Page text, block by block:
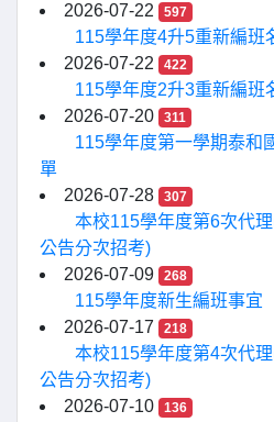
2026-07-22
597
115學年度4升5重新編班
2026-07-22
422
115學年度2升3重新編班
2026-07-20
311
115學年度第一學期泰和
單
2026-07-28
307
本校115學年度第6次代
公告分次招考)
2026-07-09
268
115學年度新生編班事宜
2026-07-17
218
本校115學年度第4次代
公告分次招考)
2026-07-10
136